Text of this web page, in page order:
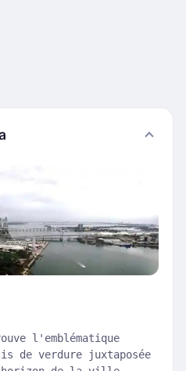
l'emblématique
de verdure juxtaposée